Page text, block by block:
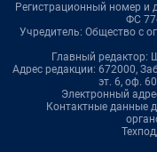
Регистрационный номер и
ФС
Учредитель: Общество с
Главный редактор:
Адрес редакции: 672000,
эт. 6, оф.
Электронный
Контактные данные